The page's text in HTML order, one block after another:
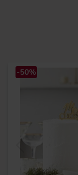
-50%